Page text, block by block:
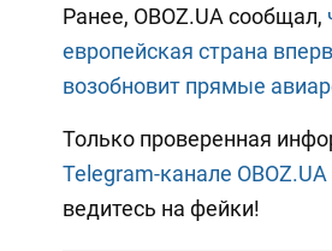
Ранее, OBOZ.UA сообщал,
европейская страна
возобновит прямые
Только проверенная
Telegram-канале OBOZ.UA
ведитесь на фейки!